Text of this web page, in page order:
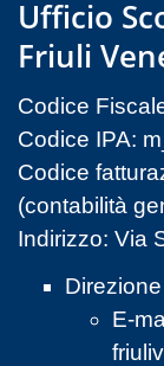
Ufficio
Friuli
Codice
Codice IPA:
Codice
(contabilità
Indirizzo: Via
Direzione
E-